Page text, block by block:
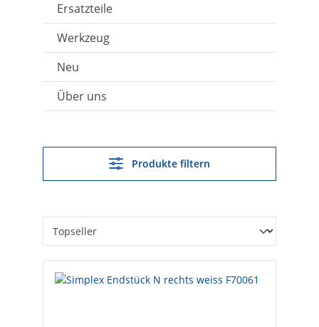
Ersatzteile
Werkzeug
Neu
Über uns
Produkte filtern